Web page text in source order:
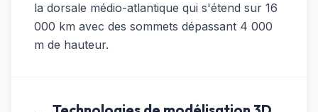
la dorsale médio-atlantique qui s'étend sur 16
000 km avec des sommets dépassant 4 000
m de hauteur.